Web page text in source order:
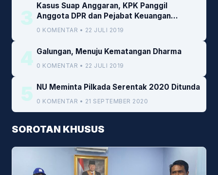
3
Kasus Suap Anggaran, KPK Panggil
Anggota DPR dan Pejabat Keuangan
Kemenkeu
0 KOMENTAR • 22 JULI 2019
4 Galungan, Menuju Kematangan Dharma
0 KOMENTAR • 22 JULI 2019
5 NU Meminta Pilkada Serentak 2020 Ditunda
0 KOMENTAR • 21 SEPTEMBER 2020
SOROTAN KHUSUS